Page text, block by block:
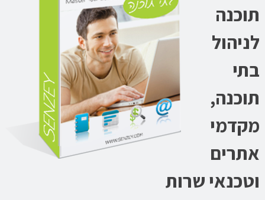
תוכנה
לניהול
בתי
תוכנה,
מקדמי
אתרים
וטכנאי שרות